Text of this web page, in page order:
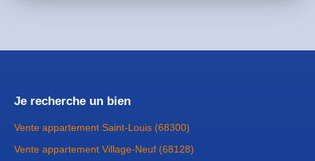
Je recherche un bien
Vente appartement Saint-Louis (68300)
Vente appartement Village-Neuf (68128)